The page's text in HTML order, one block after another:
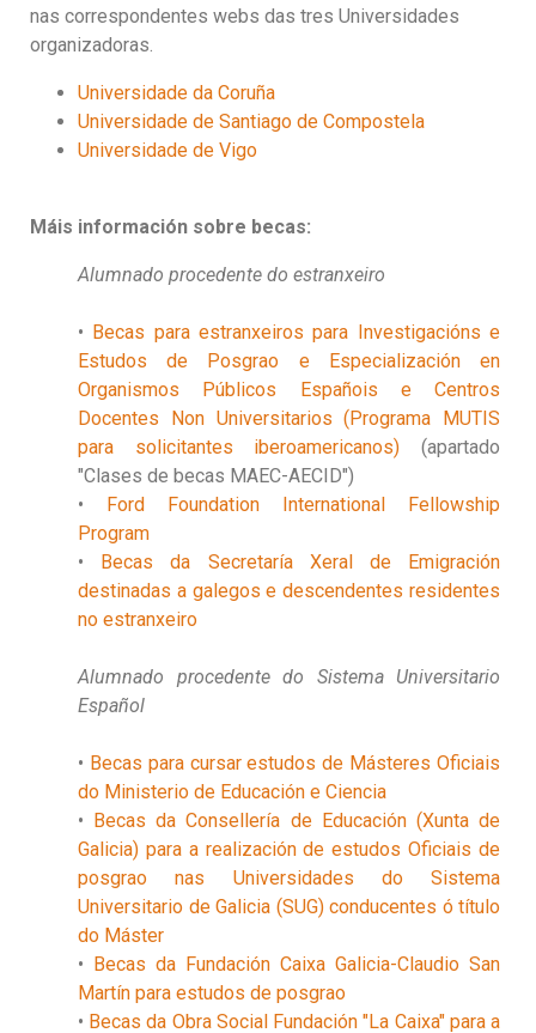
nas correspondentes webs das tres Universidades
organizadoras.
Universidade da Coruña
Universidade de Santiago de Compostela
Universidade de Vigo
Máis información sobre becas:
Alumnado procedente do estranxeiro
• Becas para estranxeiros para Investigacións e
Estudos de Posgrao e Especialización en
Organismos Públicos Españois e Centros
Docentes Non Universitarios (Programa MUTIS
para solicitantes iberoamericanos) (apartado
"Clases de becas MAEC-AECID")
• Ford Foundation International Fellowship
Program
• Becas da Secretaría Xeral de Emigración
destinadas a galegos e descendentes residentes
no estranxeiro
Alumnado procedente do Sistema Universitario
Español
• Becas para cursar estudos de Másteres Oficiais
do Ministerio de Educación e Ciencia
• Becas da Consellería de Educación (Xunta de
Galicia) para a realización de estudos Oficiais de
posgrao nas Universidades do Sistema
Universitario de Galicia (SUG) conducentes ó título
do Máster
• Becas da Fundación Caixa Galicia-Claudio San
Martín para estudos de posgrao
• Becas da Obra Social Fundación "La Caixa" para a